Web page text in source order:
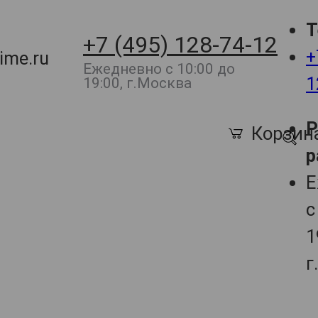
+7 (495) 128-74-12
Ежедневно с 10:00 до
19:00, г.Москва